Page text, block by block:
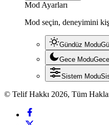
Mod Ayarları
Mod seçin, deneyimini
Gündüz Modu
Gece Modu
Sistem Modu
© Telif Hakkı 2026, Tüm